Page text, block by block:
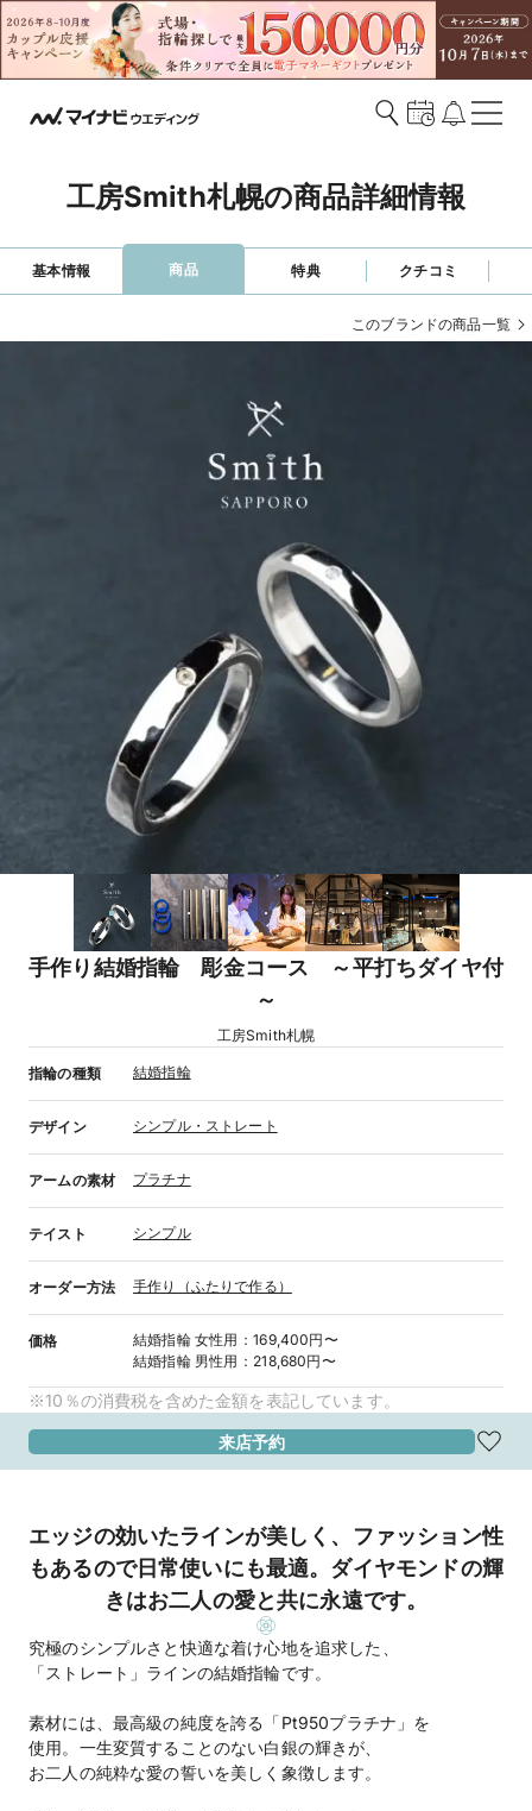
工房Smith札幌の商品詳細情報
基本情報 商品 特典 クチコミ
このブランドの商品一覧
手作り結婚指輪 彫金コース ～平打ちダイヤ付
～
工房Smith札幌
指輪の種類 結婚指輪
デザイン シンプル・ストレート
アームの素材 プラチナ
テイスト シンプル
オーダー方法 手作り（ふたりで作る）
価格 結婚指輪 女性用 ：169,400円〜
結婚指輪 男性用 ： 218,680円〜
※10％の消費税を含めた金額を表記しています。
来店予約
エッジの効いたラインが美しく、ファッション性
もあるので日常使いにも最適。ダイヤモンドの輝
きはお二人の愛と共に永遠です。
究極のシンプルさと快適な着け心地を追求した、
「ストレート」ラインの結婚指輪です。
素材には、最高級の純度を誇る「Pt950プラチナ」を
使用。一生変質することのない白銀の輝きが、
お二人の純粋な愛の誓いを美しく象徴します。